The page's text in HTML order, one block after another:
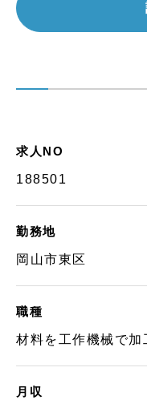
求人NO
188501
勤務地
岡山市東区
職種
材料を工作機械で加
月収